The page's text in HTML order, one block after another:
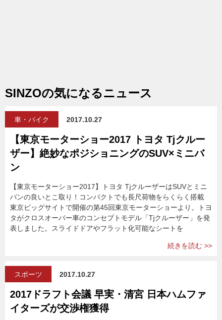
SINZOの気になるニュース
車・バイク 2017.10.27
【東京モーターショー2017 トヨタ Tjクルー
ザー】絶妙なポジショニングのSUV×ミニバ
ン
【東京モーターショー2017】トヨタ TjクルーザーはSUVとミニ
バンの良いとこ取り！コンパクトでも長尺荷物をらくらく搭載
東京ビッグサイトで開催の第45回東京モーターショーより。トヨ
タがクロスオーバー車のコンセプトモデル「Tjクルーザー」を発
表しました。スライドドアやフラット化可能なシートを
続きを読む >>
スポーツ 2017.10.27
2017ドラフト会議 早実・清宮 日本ハムファ
イターズが交渉権獲得